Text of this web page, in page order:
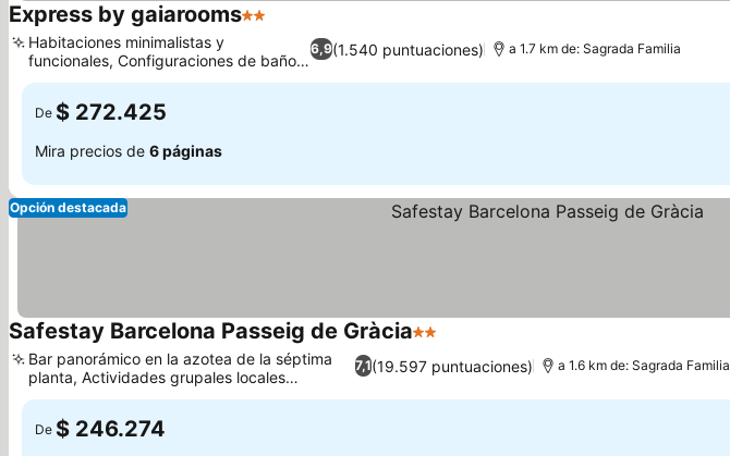
Express by gaiarooms2 Estrellas
6,9(1.540 puntuaciones)
Habitaciones minimalistas y
funcionales, Configuraciones de baño
flexibles
a 1.7 km de: Sagrada Familia
De $ 272.425
Mira precios de 6 páginas
Opción destacada
Safestay Barcelona Passeig de Gràcia2 Estrellas
7,1(19.597 puntuaciones)
Bar panorámico en la azotea de la séptima
planta, Actividades grupales locales
seleccionadas
a 1.6 km de: Sagrada Familia
De $ 246.274